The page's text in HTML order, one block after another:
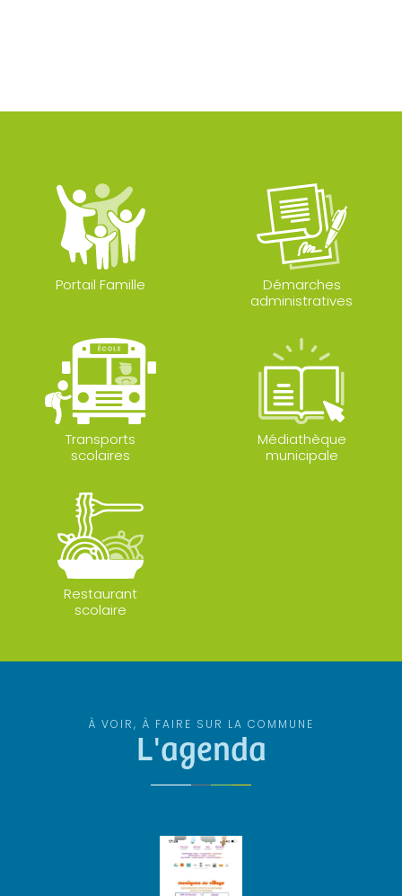
Portail Famille
Démarches
administratives
Transports
scolaires
Médiathèque
municipale
Restaurant
scolaire
À VOIR, À FAIRE SUR LA COMMUNE
L'agenda